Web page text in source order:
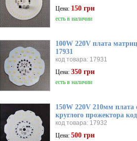
Цена: 150 грн
есть в наличии
100W 220V плата
17931
код товара: 17931
Цена: 350 грн
есть в наличии
150W 220V 210мм плата
круглого прожектора
код товара: 17932
Цена: 500 грн